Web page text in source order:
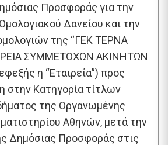
Προσφοράς για την
Δανείου και την
της “ΓΕΚ ΤΕΡΝΑ
ΣΥΜΜΕΤΟΧΩΝ ΑΚΙΝΗΤΩΝ
η “Εταιρεία”) προς
στην Κατηγορία τίτλων
της Οργανωμένης
Αθηνών, μετά την
Δημόσιας Προσφοράς στις